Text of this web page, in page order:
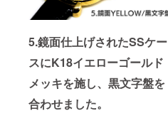
5.鏡面仕上げされたSSケー
スにK18イエローゴールド
メッキを施し、黒文字盤を
合わせました。